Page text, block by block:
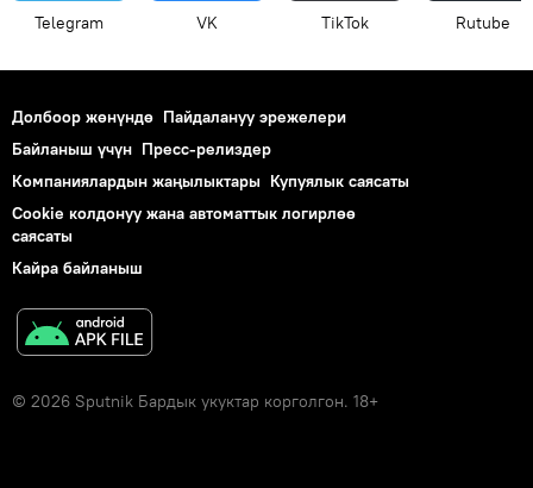
Telegram VK ТikТоk Rutube
Долбоор жөнүндө Пайдалануу эрежелери
Байланыш үчүн Пресс-релиздер
Компаниялардын жаңылыктары Купуялык саясаты
Cookie колдонуу жана автоматтык логирлөө
саясаты
Кайра байланыш
© 2026 Sputnik Бардык укуктар корголгон. 18+